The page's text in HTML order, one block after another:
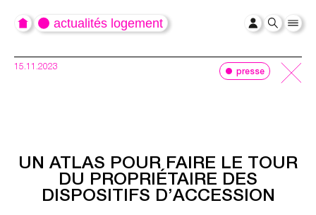
actualités logement
15.11.2023
presse
UN ATLAS POUR FAIRE LE TOUR
DU PROPRIÉTAIRE DES
DISPOSITIFS D’ACCESSION